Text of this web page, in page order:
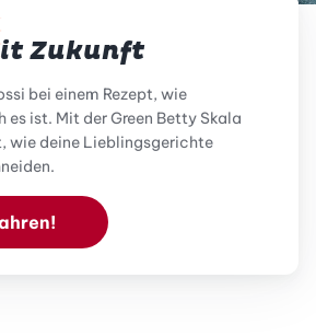
Zukunft
bei einem Rezept, wie
ist. Mit der Green Betty Skala
wie deine Lieblingsgerichte